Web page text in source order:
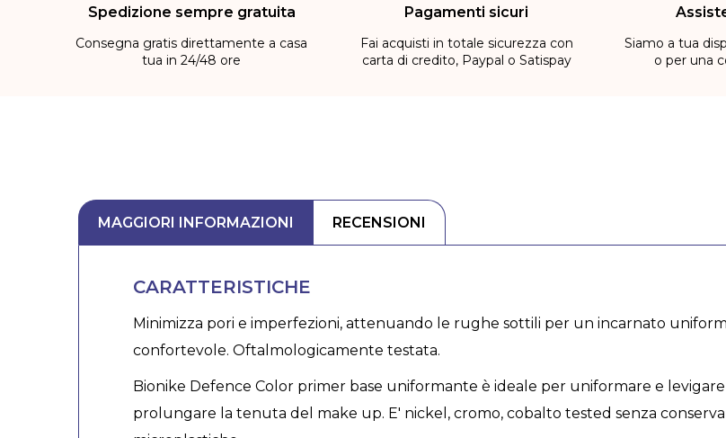
Spedizione sempre gratuita
Consegna gratis direttamente a casa
tua in 24/48 ore
Pagamenti sicuri
Fai acquisti in totale sicurezza con
carta di credito, Paypal o Satispay
Siamo a tua
o per una
MAGGIORI INFORMAZIONI RECENSIONI
CARATTERISTICHE
Minimizza pori e imperfezioni, attenuando le rughe sottili per un incarnato
confortevole. Oftalmologicamente testata.
Bionike Defence Color primer base uniformante è ideale per uniformare e levigare
prolungare la tenuta del make up. E' nickel, cromo, cobalto tested senza